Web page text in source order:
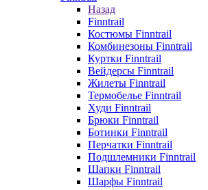
Назад
Finntrail
Костюмы Finntrail
Комбинезоны Finntrail
Куртки Finntrail
Вейдерсы Finntrail
Жилеты Finntrail
Термобелье Finntrail
Худи Finntrail
Брюки Finntrail
Ботинки Finntrail
Перчатки Finntrail
Подшлемники Finntrail
Шапки Finntrail
Шарфы Finntrail